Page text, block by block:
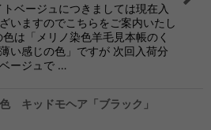
絞り込む
ベージュにつきましては現在入
いますのでこちらをご案内いたし
は「メリノ染色羊毛見本帳のく
い感じの色」ですが 次回入荷分
ージュで …
キッドモヘア「ブラック」